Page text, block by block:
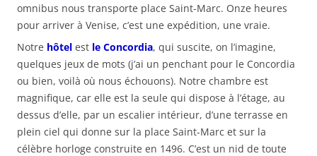
omnibus nous transporte place Saint-Marc. Onze heures
pour arriver à Venise, c’est une expédition, une vraie.
Notre hôtel est le Concordia, qui suscite, on l’imagine,
quelques jeux de mots (j’ai un penchant pour le Concordia
ou bien, voilà où nous échouons). Notre chambre est
magnifique, car elle est la seule qui dispose à l’étage, au
dessus d’elle, par un escalier intérieur, d’une terrasse en
plein ciel qui donne sur la place Saint-Marc et sur la
célèbre horloge construite en 1496. C’est un nid de toute